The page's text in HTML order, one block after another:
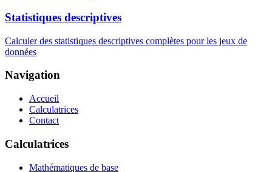
Statistiques descriptives
Calculer des statistiques descriptives complètes pour les jeux de
données
Navigation
Accueil
Calculatrices
Contact
Calculatrices
Mathématiques de base